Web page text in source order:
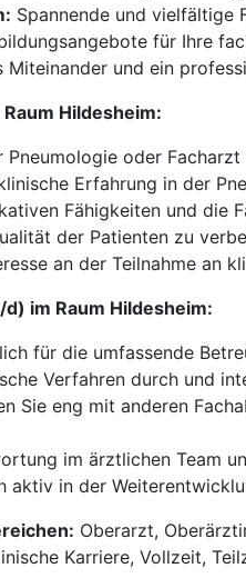
Spannende und vielfältige
für Ihre
Miteinander und ein
Hildesheim:
Pneumologie oder
Erfahrung in der
Fähigkeiten und die
der Patienten zu
an der Teilnahme an
im Raum Hildesheim:
für die umfassende
Verfahren durch und
Sie eng mit anderen
im ärztlichen Team
aktiv in der
Oberarzt,
Karriere, Vollzeit,